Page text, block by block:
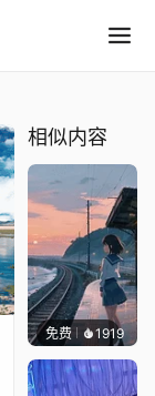
相似内容
免费 1919辰东